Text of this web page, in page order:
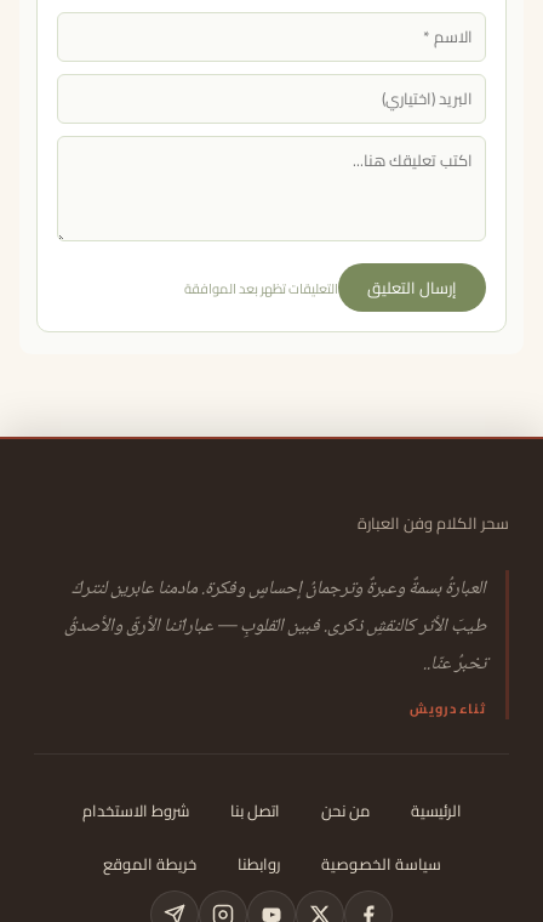
إرسال التعليق التعليقات تظهر بعد الموافقة
سحر الكلام وفن العبارة
العبارةُ بسمةٌ وعبرةٌ وترجمانُ إحساسٍ وفكرة. مادمنا عابرين لنتركَ
طيبَ الأثر كالنقشِ ذكرى. فبين القلوبِ — عباراتنا الأرقّ والأصدقُ
تخبرُ عنّا..
ثناء درويش
الرئيسية من نحن اتصل بنا
شروط الاستخدام
سياسة الخصوصية
روابطنا خريطة الموقع